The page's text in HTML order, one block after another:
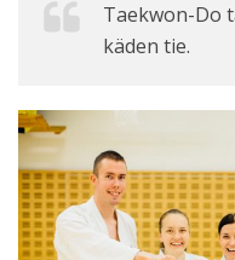
Taekwon-Do
käden tie.